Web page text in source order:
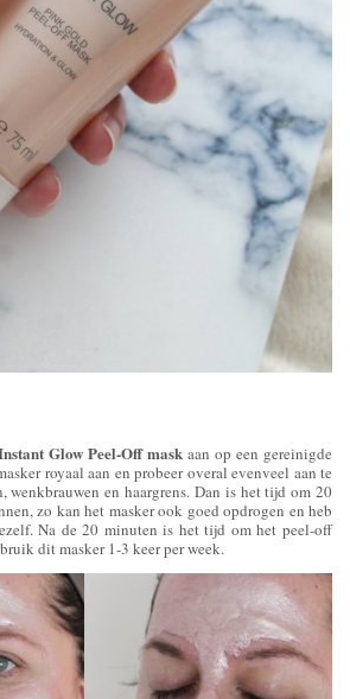
Glow Peel-Off mask aan op een gereinigde
royaal aan en probeer overal evenveel aan te
wenkbrauwen en haargrens. Dan is het tijd om 20
zo kan het masker ook goed opdrogen en heb
Na de 20 minuten is het tijd om het peel-off
dit masker 1-3 keer per week.